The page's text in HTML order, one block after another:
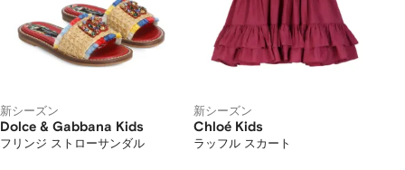
新シーズン
Dolce & Gabbana Kids
フリンジ ストローサンダル
新シーズン
Chloé Kids
ラッフル スカート